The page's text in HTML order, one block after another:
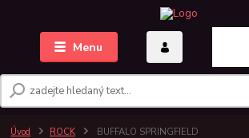
Menu
Úvod ROCK BUFFALO SPRINGFIELD